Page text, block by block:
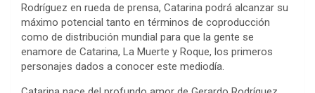
Rodríguez en rueda de prensa, Catarina podrá alcanzar su
máximo potencial tanto en términos de coproducción
como de distribución mundial para que la gente se
enamore de Catarina, La Muerte y Roque, los primeros
personajes dados a conocer este mediodía.